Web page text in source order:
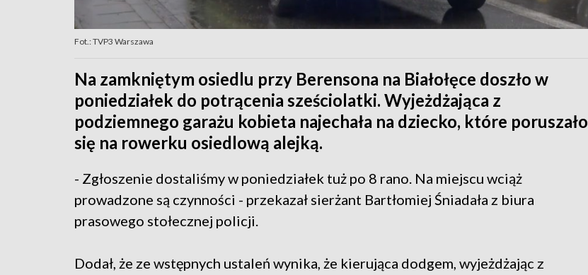
Fot.: TVP3 Warszawa
Na zamkniętym osiedlu przy Berensona na Białołęce doszło w
poniedziałek do potrącenia sześciolatki. Wyjeżdżająca z
podziemnego garażu kobieta najechała na dziecko, które poruszało
się na rowerku osiedlową alejką.
- Zgłoszenie dostaliśmy w poniedziałek tuż po 8 rano. Na miejscu wciąż
prowadzone są czynności - przekazał sierżant Bartłomiej Śniadała z biura
prasowego stołecznej policji.
Dodał, że ze wstępnych ustaleń wynika, że kierująca dodgem, wyjeżdżając z